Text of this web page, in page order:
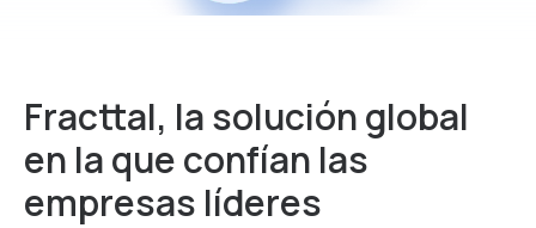
Fracttal, la solución global
en la que confían las
empresas líderes